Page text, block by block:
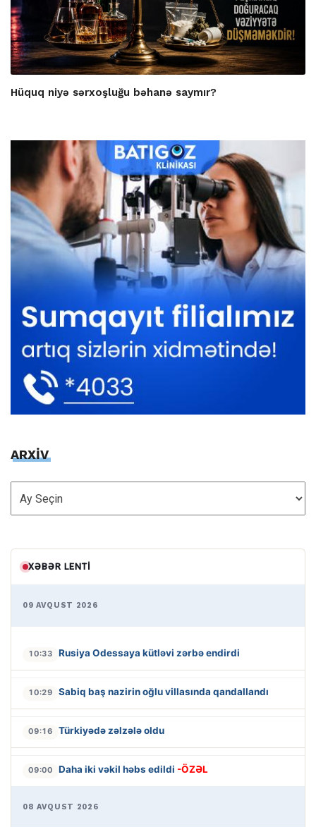
Hüquq niyə sərxoşluğu bəhanə saymır?
ARXİV
ARXİV
XƏBƏR LENTI
09 AVQUST 2026
10:33 Rusiya Odessaya kütləvi zərbə endirdi
10:29 Sabiq baş nazirin oğlu villasında qandallandı
09:16 Türkiyədə zəlzələ oldu
09:00 Daha iki vəkil həbs edildi -ÖZƏL
08 AVQUST 2026